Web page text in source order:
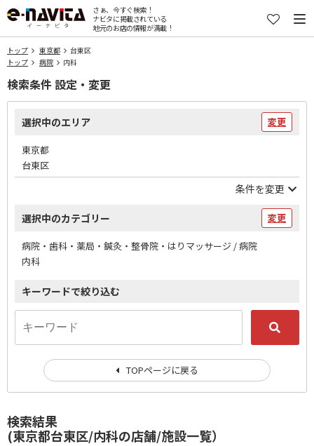
さぁ、今すぐ検索！
ナビタに掲載されている
地元のお店の情報が満載！
トップ 東京都
台東区
トップ
病院 内科
検索結果
(東京都台東区/内科の店舗/施設一覧）
検索条件 設定・変更
選択中のエリア 変更
東京都
台東区
条件を変更
選択中のカテゴリー 変更
病院・歯科・薬局・鍼灸・整骨院・はりマッサージ / 病院
内科
キーワードで絞り込む
TOPページに戻る